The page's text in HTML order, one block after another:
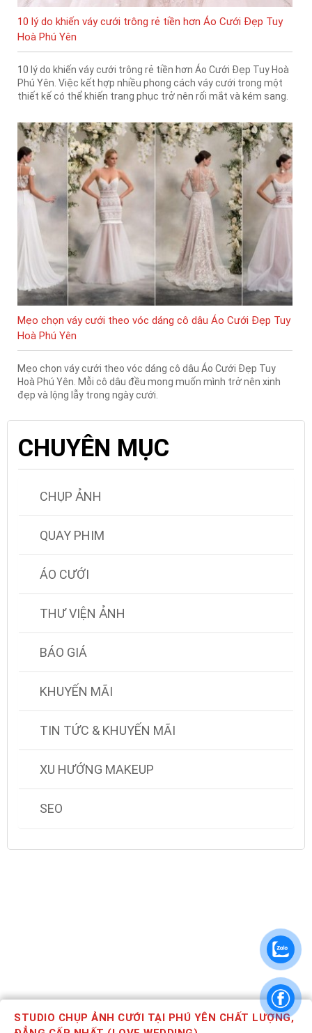
10 lý do khiến váy cưới trông rẻ tiền hơn Áo Cưới Đẹp Tuy
Hoà Phú Yên
10 lý do khiến váy cưới trông rẻ tiền hơn Áo Cưới Đẹp Tuy Hoà
Phú Yên. Việc kết hợp nhiều phong cách váy cưới trong một
thiết kế có thể khiến trang phục trở nên rối mắt và kém sang.
Mẹo chọn váy cưới theo vóc dáng cô dâu Áo Cưới Đẹp Tuy
Hoà Phú Yên
Mẹo chọn váy cưới theo vóc dáng cô dâu Áo Cưới Đẹp Tuy
Hoà Phú Yên. Mỗi cô dâu đều mong muốn mình trở nên xinh
đẹp và lộng lẫy trong ngày cưới.
CHUYÊN MỤC
CHỤP ẢNH
QUAY PHIM
ÁO CƯỚI
THƯ VIỆN ẢNH
BÁO GIÁ
KHUYẾN MÃI
TIN TỨC & KHUYẾN MÃI
XU HƯỚNG MAKEUP
SEO
STUDIO CHỤP ẢNH CƯỚI TẠI PHÚ YÊN CHẤT LƯỢNG,